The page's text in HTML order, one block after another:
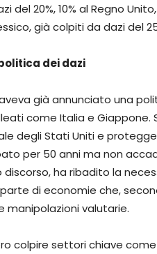
del 20%, 10% al Regno
già colpiti da dazi del
dei dazi
già annunciato una
come Italia e
degli Stati Uniti e
per 50 anni ma non
ha ribadito la
di economie che,
manipolazioni valutarie.
colpire settori chiave come